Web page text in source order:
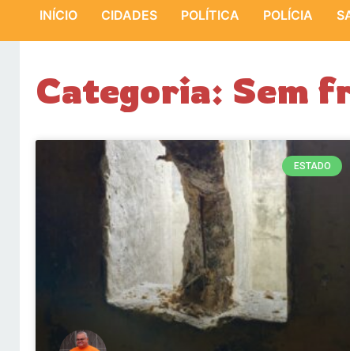
INÍCIO CIDADES POLÍTICA POLÍCIA
Categoria: Sem
ESTADO